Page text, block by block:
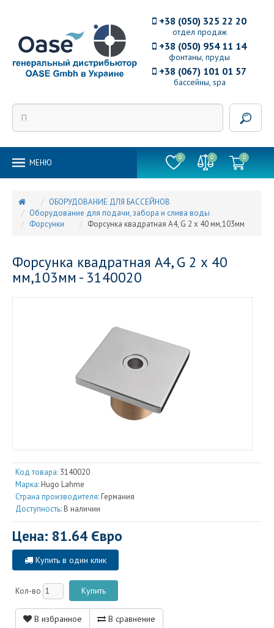
отдел продаж
+38 (050) 325 22 20
фонтаны, пруды
+38 (050) 954 11 14
бассейны, spa
+38 (067) 101 01 57
MEНЮ
0 0 0
ОБОРУДОВАНИЕ ДЛЯ БАССЕЙНОВ
Оборудование для подачи, забора и слива воды
Форсунки
Форсунка квадратная А4, G 2 х 40 мм,103мм
Форсунка квадратная А4, G 2 х 40
мм,103мм - 3140020
Код товара: 3140020
Марка: Hugo Lahme
Страна производителя: Германия
Доступность: В наличии
Цена: 81.64 Євро
Купить в один клик
Кол-во
В избранное В сравнение